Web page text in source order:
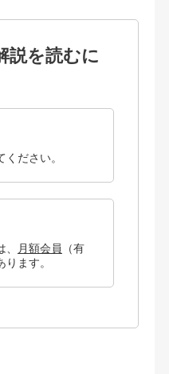
説を読むに
ください。
月額会員
（有
ます。